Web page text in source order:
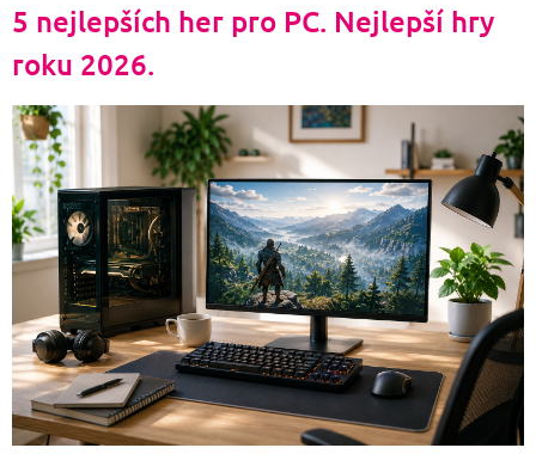
5 nejlepších her pro PC. Nejlepší hry
roku 2026.